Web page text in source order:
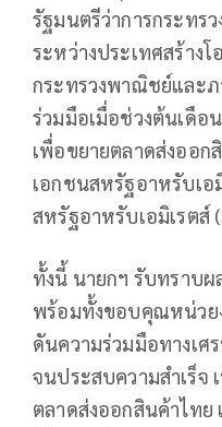
รัฐมนตรีว่าการกระทร
ระหว่างประเทศสร้าง
กระทรวงพาณิชย์และ
ร่วมมือเมื่อช่วงต้นเดื
เพื่อขยายตลาดส่งออ
เอกชนสหรัฐอาหรับเอ
สหรัฐอาหรับเอมิเรตส์
ทั้งนี้ นายกฯ รับทราบผ
พร้อมทั้งขอบคุณหน่วย
ดันความร่วมมือทางเศ
จนประสบความสำเร็จ
ตลาดส่งออกสินค้าไทย